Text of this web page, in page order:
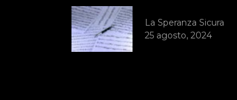
La Speranza Sicura
25 agosto, 2024